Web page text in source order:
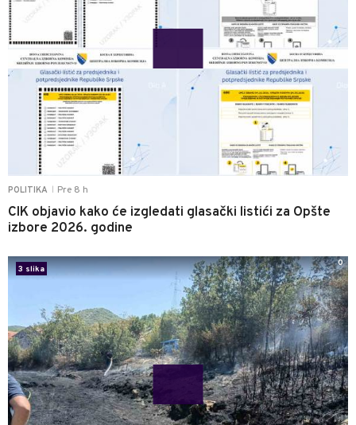
POLITIKA Pre 8 h
CIK objavio kako će izgledati glasački listići za Opšte
izbore 2026. godine
3 slika
0